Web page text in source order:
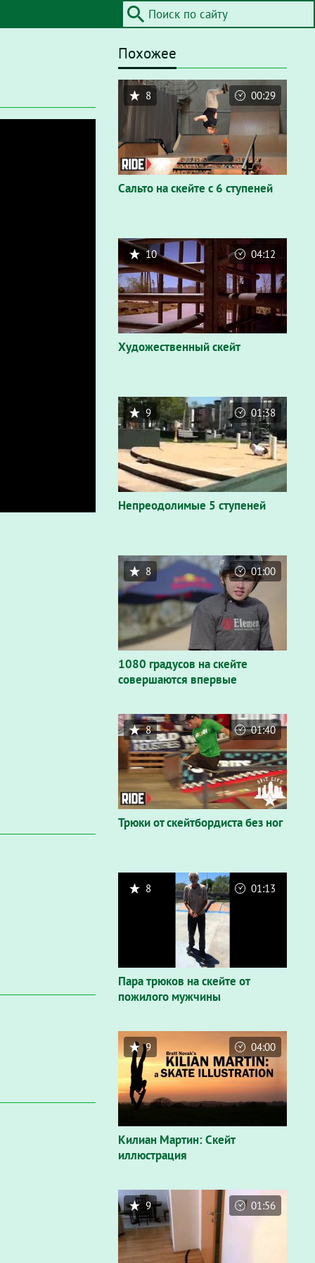
Похожее
Сальто на скейте с 6 ступеней
8 00:29
Художественный скейт
10 04:12
Непреодолимые 5 ступеней
9 01:38
1080 градусов на скейте
совершаются впервые
8 01:00
Трюки от скейтбордиста без ног
8 01:40
Пара трюков на скейте от
пожилого мужчины
8 01:13
Килиан Мартин: Скейт
иллюстрация
9 04:00
9 01:56